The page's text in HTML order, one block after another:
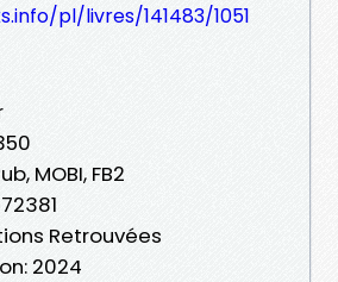
pl/livres/141483/1051
MOBI, FB2
Retrouvées
2024